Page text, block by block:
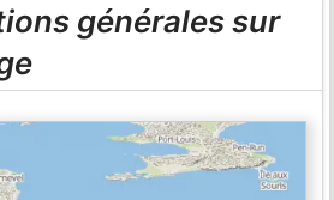
générales sur